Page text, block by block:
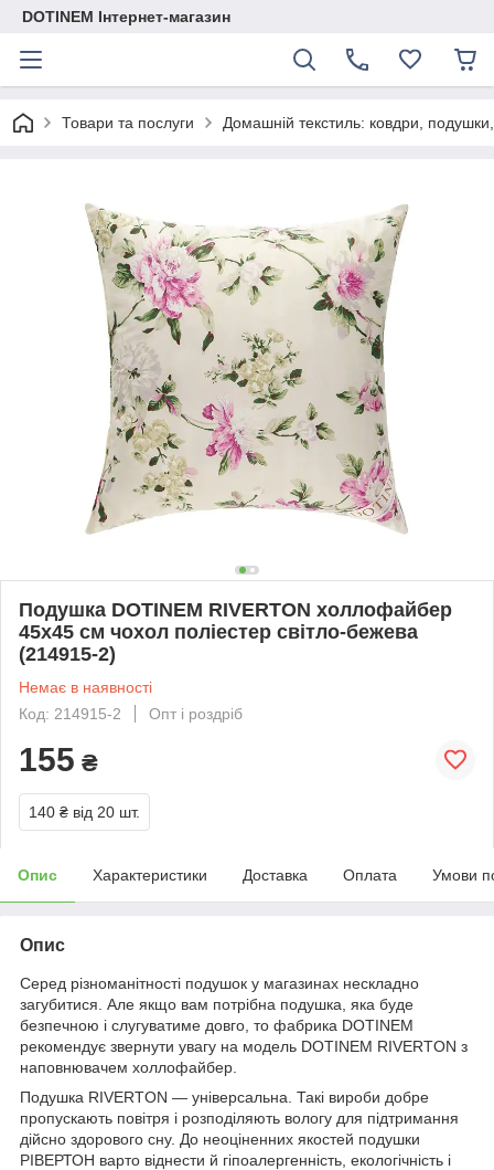
DOTINEM Інтернет-магазин
Товари та послуги Домашній текстиль: ковдри,
Подушка DOTINEM RIVERTON холлофайбер
45х45 см чохол поліестер світло-бежева
(214915-2)
Немає в наявності
Код: 214915-2
Опт і роздріб
155 ₴
140 ₴ від 20 шт.
Опис Характеристики Доставка Оплата Умови
Опис
Серед різноманітності подушок у магазинах нескладно
загубитися. Але якщо вам потрібна подушка, яка буде
безпечною і слугуватиме довго, то фабрика DOTINEM
рекомендує звернути увагу на модель DOTINEM RIVERTON з
наповнювачем холлофайбер.
Подушка RIVERTON — універсальна. Такі вироби добре
пропускають повітря і розподіляють вологу для підтримання
дійсно здорового сну. До неоціненних якостей подушки
РІВЕРТОН варто віднести й гіпоалергенність, екологічність і